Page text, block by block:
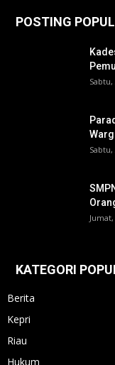
POSTING
Sabtu,
Sabtu,
KATEGORI
Berita
Kepri
Riau
Hukum